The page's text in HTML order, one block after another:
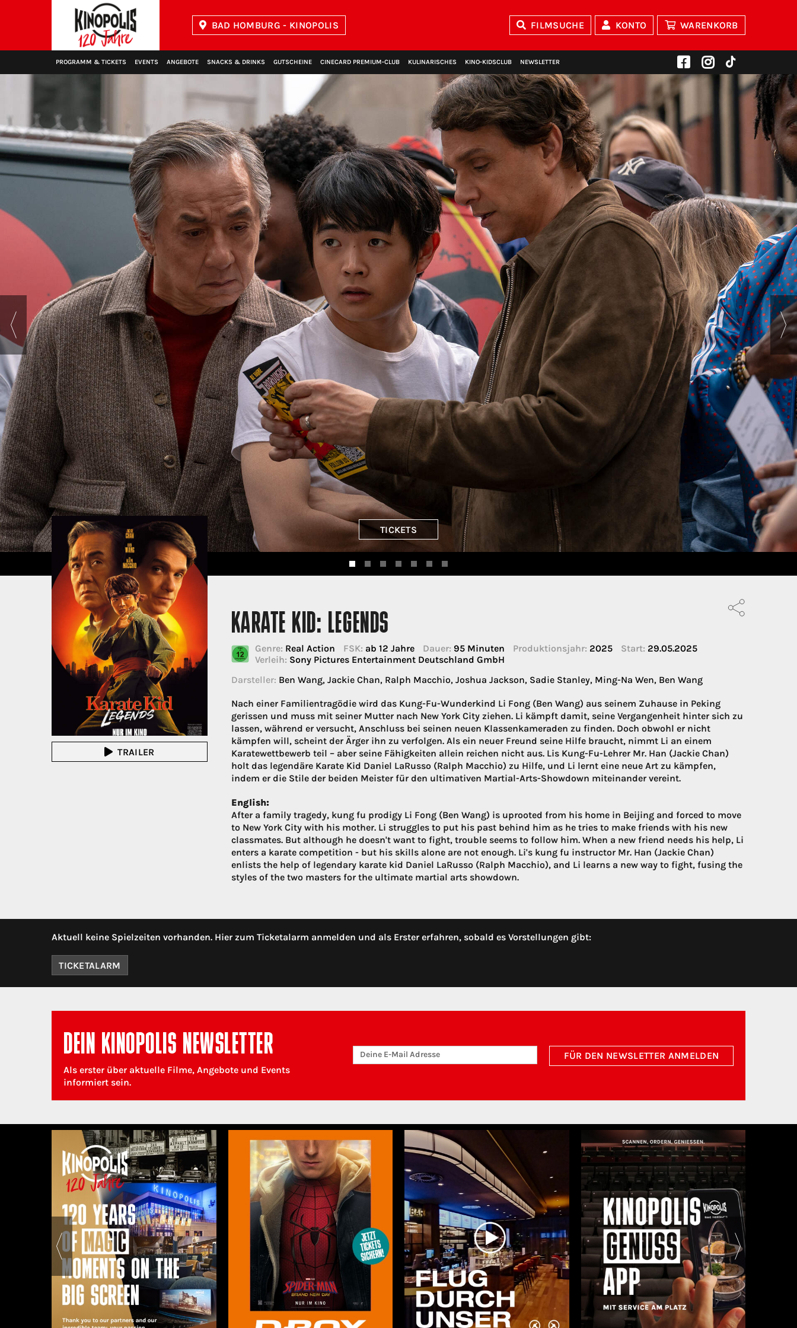
BAD HOMBURG - KINOPOLIS FILMSUCHE KONTO WARENKORB
PROGRAMM & TICKETS EVENTS ANGEBOTE SNACKS & DRINKS GUTSCHEINE CINECARD PREMIUM‑CLUB KULINARISCHES KINO‑KIDSCLUB NEWSLETTER
TICKETS
TRAILER
KARATE KID: LEGENDS
Genre: Real Action FSK: ab 12 Jahre Dauer: 95 Minuten Produktionsjahr: 2025 Start: 29.05.2025
Verleih: Sony Pictures Entertainment Deutschland GmbH
Darsteller: Ben Wang, Jackie Chan, Ralph Macchio, Joshua Jackson, Sadie Stanley, Ming-Na Wen, Ben Wang
Nach einer Familientragödie wird das Kung-Fu-Wunderkind Li Fong (Ben Wang) aus seinem Zuhause in Peking
gerissen und muss mit seiner Mutter nach New York City ziehen. Li kämpft damit, seine Vergangenheit hinter sich zu
lassen, während er versucht, Anschluss bei seinen neuen Klassenkameraden zu finden. Doch obwohl er nicht
kämpfen will, scheint der Ärger ihn zu verfolgen. Als ein neuer Freund seine Hilfe braucht, nimmt Li an einem
Karatewettbewerb teil – aber seine Fähigkeiten allein reichen nicht aus. Lis Kung-Fu-Lehrer Mr. Han (Jackie Chan)
holt das legendäre Karate Kid Daniel LaRusso (Ralph Macchio) zu Hilfe, und Li lernt eine neue Art zu kämpfen,
indem er die Stile der beiden Meister für den ultimativen Martial-Arts-Showdown miteinander vereint.
English:
After a family tragedy, kung fu prodigy Li Fong (Ben Wang) is uprooted from his home in Beijing and forced to move
to New York City with his mother. Li struggles to put his past behind him as he tries to make friends with his new
classmates. But although he doesn't want to fight, trouble seems to follow him. When a new friend needs his help, Li
enters a karate competition - but his skills alone are not enough. Li's kung fu instructor Mr. Han (Jackie Chan)
enlists the help of legendary karate kid Daniel LaRusso (Ralph Macchio), and Li learns a new way to fight, fusing the
styles of the two masters for the ultimate martial arts showdown.
Aktuell keine Spielzeiten vorhanden. Hier zum Ticketalarm anmelden und als Erster erfahren, sobald es Vorstellungen gibt:
TICKETALARM
DEIN KINOPOLIS NEWSLETTER
Als erster über aktuelle Filme, Angebote und Events
informiert sein.
FÜR DEN NEWSLETTER ANMELDEN